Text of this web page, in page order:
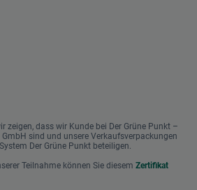
zeigen, dass wir Kunde bei Der Grüne Punkt –
sind und unsere Verkaufsverpackungen
Der Grüne Punkt beteiligen.
Teilnahme können Sie diesem Zertifikat